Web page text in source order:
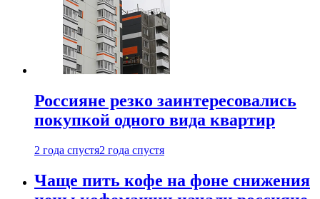
Россияне резко заинтересовались
покупкой одного вида квартир
2 года спустя2 года спустя
Чаще пить кофе на фоне снижения